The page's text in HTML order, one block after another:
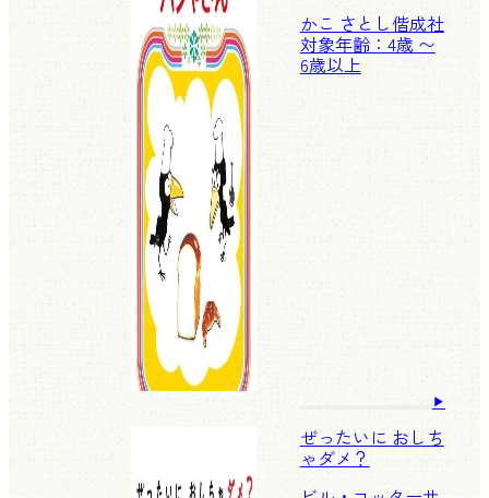
かこ さとし偕成社
対象年齢：4歳 〜
6歳以上
ぜったいに おしち
ゃダメ？